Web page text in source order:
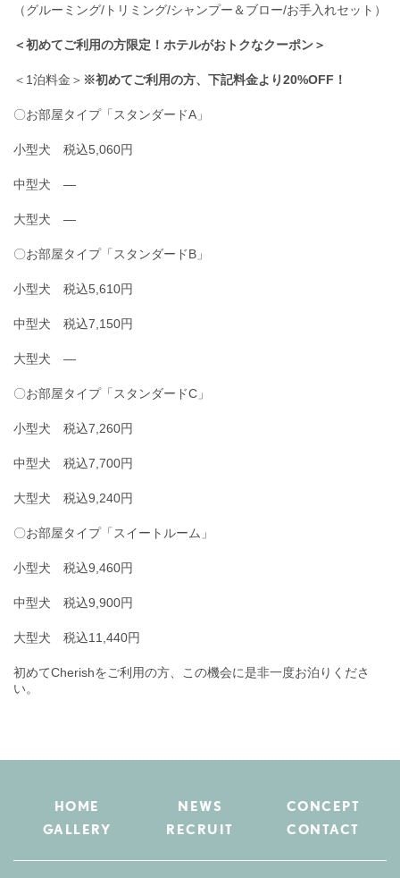
（グルーミング/トリミング/シャンプー＆ブロー/お手入れセット）
＜初めてご利用の方限定！ホテルがおトクなクーポン＞
＜1泊料金＞ ※初めてご利用の方、下記料金より20%OFF！
〇お部屋タイプ「スタンダードA」
小型犬 税込5,060円
中型犬 ―
大型犬 ―
〇お部屋タイプ「スタンダードB」
小型犬 税込5,610円
中型犬 税込7,150円
大型犬 ―
〇お部屋タイプ「スタンダードC」
小型犬 税込7,260円
中型犬 税込7,700円
大型犬 税込9,240円
〇お部屋タイプ「スイートルーム」
小型犬 税込9,460円
中型犬 税込9,900円
大型犬 税込11,440円
初めてCherishをご利用の方、この機会に是非一度お泊りくださ
い。
HOME NEWS
CONCEPT
GALLERY
RECRUIT CONTACT